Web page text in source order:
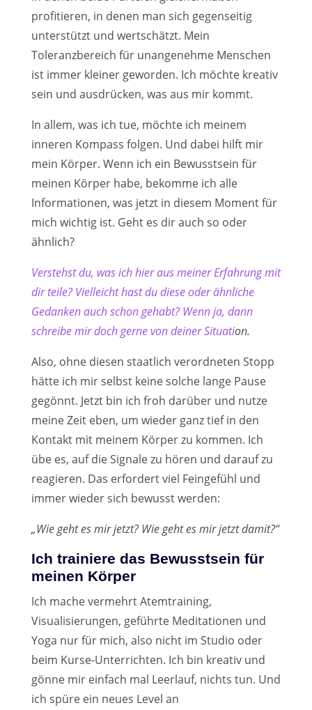
profitieren, in denen man sich gegenseitig
unterstützt und wertschätzt. Mein
Toleranzbereich für unangenehme Menschen
ist immer kleiner geworden. Ich möchte kreativ
sein und ausdrücken, was aus mir kommt.
In allem, was ich tue, möchte ich meinem
inneren Kompass folgen. Und dabei hilft mir
mein Körper. Wenn ich ein Bewusstsein für
meinen Körper habe, bekomme ich alle
Informationen, was jetzt in diesem Moment für
mich wichtig ist. Geht es dir auch so oder
ähnlich?
Verstehst du, was ich hier aus meiner Erfahrung mit
dir teile? Vielleicht hast du diese oder ähnliche
Gedanken auch schon gehabt? Wenn ja, dann
schreibe mir doch gerne von deiner Situation.
Also, ohne diesen staatlich verordneten Stopp
hätte ich mir selbst keine solche lange Pause
gegönnt. Jetzt bin ich froh darüber und nutze
meine Zeit eben, um wieder ganz tief in den
Kontakt mit meinem Körper zu kommen. Ich
übe es, auf die Signale zu hören und darauf zu
reagieren. Das erfordert viel Feingefühl und
immer wieder sich bewusst werden:
„Wie geht es mir jetzt? Wie geht es mir jetzt damit?“
Ich trainiere das Bewusstsein für
meinen Körper
Ich mache vermehrt Atemtraining,
Visualisierungen, geführte Meditationen und
Yoga nur für mich, also nicht im Studio oder
beim Kurse-Unterrichten. Ich bin kreativ und
gönne mir einfach mal Leerlauf, nichts tun. Und
ich spüre ein neues Level an